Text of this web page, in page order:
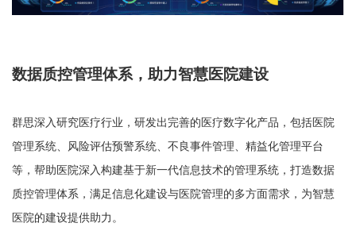
数据质控管理体系 ， 助力智慧医院建设
群思深入研究医疗行业，研发出完善的医疗数字化产品，包括医院
管理系统、风险评估预警系统、 不良事件管理、精益化管理平台
等，帮助医院深入构建基于新一代信息技术的管理系统，打造数据
质控管理体系，满足信息化建设与医院管理的多方面需求，为智慧
医院的建设提供助力。